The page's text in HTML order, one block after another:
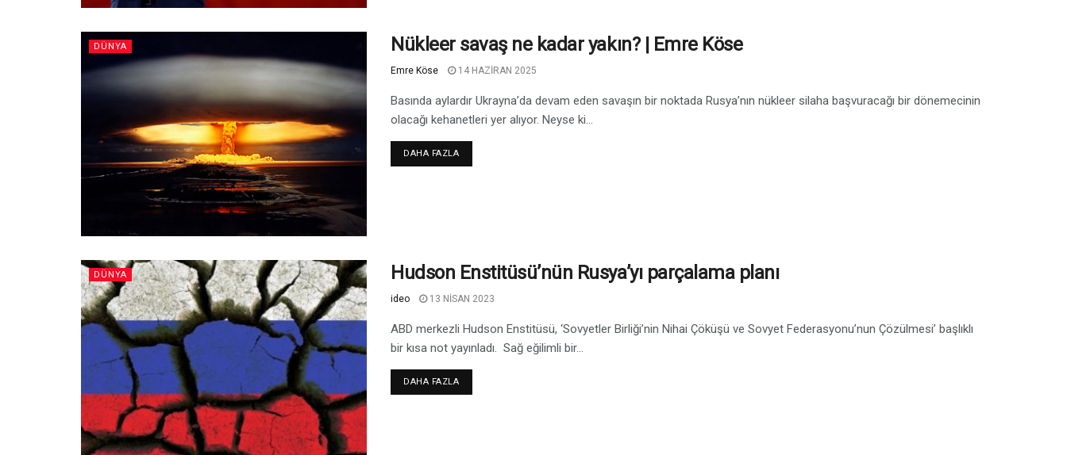
DÜNYA Nükleer savaş ne kadar yakın? | Emre Köse
Emre Köse 14 HAZIRAN 2025
Basında aylardır Ukrayna’da devam eden savaşın bir noktada Rusya’nın nükleer silaha başvuracağı bir dönemecinin
olacağı kehanetleri yer alıyor. Neyse ki...
DAHA FAZLA
DÜNYA Hudson Enstitüsü’nün Rusya’yı parçalama planı
ideo 13 NISAN 2023
ABD merkezli Hudson Enstitüsü, ‘Sovyetler Birliği’nin Nihai Çöküşü ve Sovyet Federasyonu’nun Çözülmesi’ başlıklı
bir kısa not yayınladı. Sağ eğilimli bir...
DAHA FAZLA